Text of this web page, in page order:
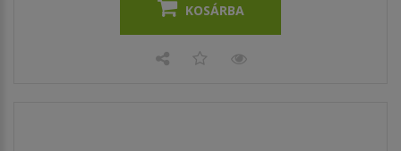
KOSÁRBA